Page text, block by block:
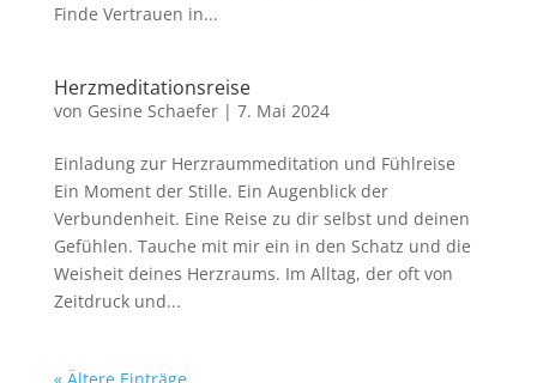
Finde Vertrauen in...
Herzmeditationsreise
von Gesine Schaefer| 7. Mai 2024
Einladung zur Herzraummeditation und Fühlreise
Ein Moment der Stille. Ein Augenblick der
Verbundenheit. Eine Reise zu dir selbst und deinen
Gefühlen. Tauche mit mir ein in den Schatz und die
Weisheit deines Herzraums. Im Alltag, der oft von
Zeitdruck und...